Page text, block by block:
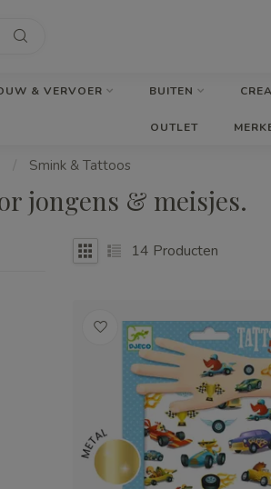
& VERVOER BUITEN
OUTLET
/ Smink & Tattoos
jongens & meisjes.
14 Producten